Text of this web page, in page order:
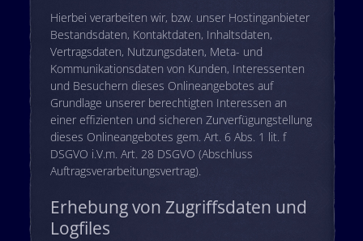
Hierbei verarbeiten wir, bzw. unser Hostinganbieter
Bestandsdaten, Kontaktdaten, Inhaltsdaten,
Vertragsdaten, Nutzungsdaten, Meta- und
Kommunikationsdaten von Kunden, Interessenten
und Besuchern dieses Onlineangebotes auf
Grundlage unserer berechtigten Interessen an
einer effizienten und sicheren Zurverfügungstellung
dieses Onlineangebotes gem. Art. 6 Abs. 1 lit. f
DSGVO i.V.m. Art. 28 DSGVO (Abschluss
Auftragsverarbeitungsvertrag).
Erhebung von Zugriffsdaten und
Logfiles